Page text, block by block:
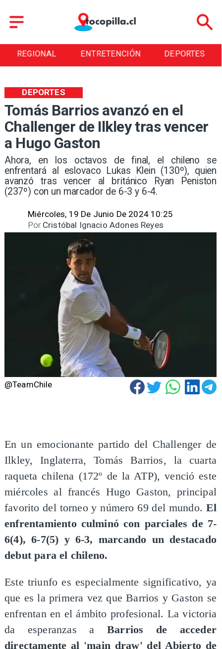
ENTRETENCIÓN DEPORTES CULTURA
Tomás Barrios avanzó en el
Challenger de Ilkley tras vencer
a Hugo Gaston
Ahora, en los octavos de final, el chileno se
enfrentará al eslovaco Lukas Klein (130º), quien
avanzó tras vencer al británico Ryan Peniston
(237º) con un marcador de 6-3 y 6-4.
DEPORTES
Miércoles, 19 De Junio De 2024 10:25
Cristóbal Ignacio Adones Reyes
Por
@TeamChile
​En un emocionante partido del Challenger de
Ilkley, Inglaterra, Tomás Barrios, la cuarta
raqueta chilena (172º de la ATP), venció este
miércoles al francés Hugo Gaston, principal
favorito del torneo y número 69 del mundo. El
enfrentamiento culminó con parciales de 7-
6(4), 6-7(5) y 6-3, marcando un destacado
debut para el chileno.
Este triunfo es especialmente significativo, ya
que es la primera vez que Barrios y Gaston se
enfrentan en el ámbito profesional. La victoria
da esperanzas a Barrios de acceder
directamente al 'main draw' del Abierto de